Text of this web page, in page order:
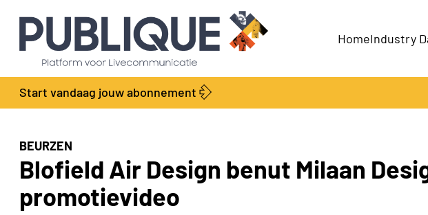
HomeIndustry
Start vandaag jouw abonnement
BEURZEN
Blofield Air Design benut Milaan
promotievideo